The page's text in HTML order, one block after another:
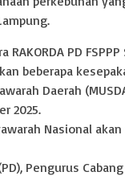
PD
beberapa
Daerah
2025.
Nasional
Pengurus